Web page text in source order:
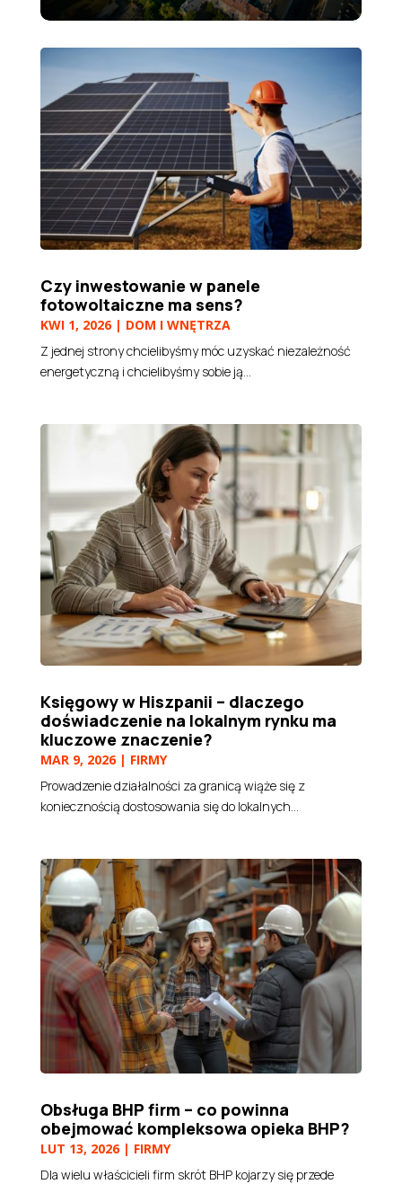
Czy inwestowanie w panele
fotowoltaiczne ma sens?
KWI 1, 2026| DOM I WNĘTRZA
Z jednej strony chcielibyśmy móc uzyskać niezależność
energetyczną i chcielibyśmy sobie ją...
Księgowy w Hiszpanii – dlaczego
doświadczenie na lokalnym rynku ma
kluczowe znaczenie?
MAR 9, 2026| FIRMY
Prowadzenie działalności za granicą wiąże się z
koniecznością dostosowania się do lokalnych...
Obsługa BHP firm – co powinna
obejmować kompleksowa opieka BHP?
LUT 13, 2026| FIRMY
Dla wielu właścicieli firm skrót BHP kojarzy się przede